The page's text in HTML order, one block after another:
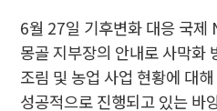
6월 27일 기후변화 대응 국제
몽골 지부장의 안내로 사막화
조림 및 농업 사업 현황에 대
성공적으로 진행되고 있는 바